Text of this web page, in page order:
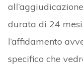
durata di 24
l’affidamento
specifico che